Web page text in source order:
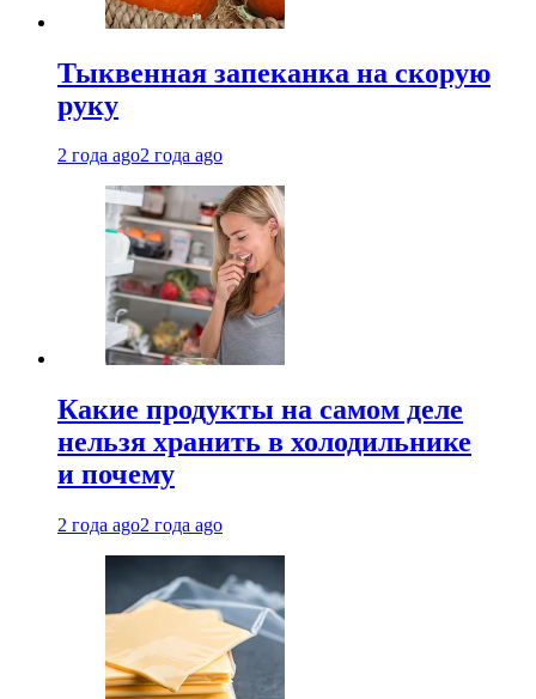
Тыквенная запеканка на скорую
руку
2 года ago2 года ago
Какие продукты на самом деле
нельзя хранить в холодильнике
и почему
2 года ago2 года ago